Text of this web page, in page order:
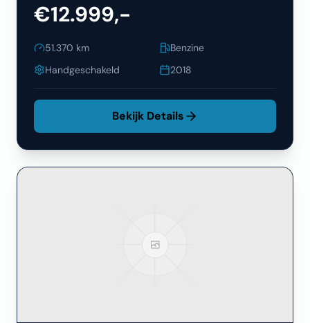
€12.999,-
51.370 km
Benzine
Handgeschakeld
2018
Bekijk Details